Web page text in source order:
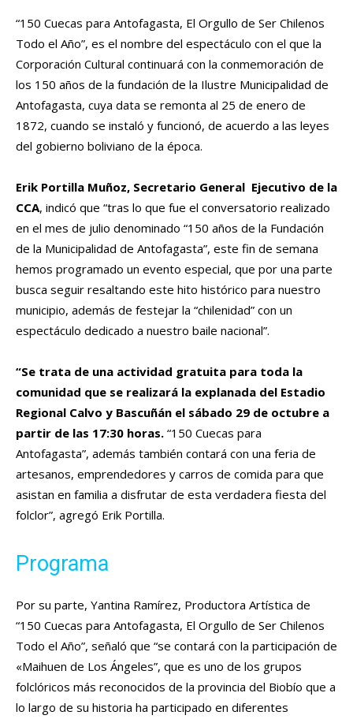
“150 Cuecas para Antofagasta, El Orgullo de Ser Chilenos
Todo el Año”, es el nombre del espectáculo con el que la
Corporación Cultural continuará con la conmemoración de
los 150 años de la fundación de la Ilustre Municipalidad de
Antofagasta, cuya data se remonta al 25 de enero de
1872, cuando se instaló y funcionó, de acuerdo a las leyes
del gobierno boliviano de la época.
Erik Portilla Muñoz, Secretario General Ejecutivo de la
CCA, indicó que “tras lo que fue el conversatorio realizado
en el mes de julio denominado “150 años de la Fundación
de la Municipalidad de Antofagasta”, este fin de semana
hemos programado un evento especial, que por una parte
busca seguir resaltando este hito histórico para nuestro
municipio, además de festejar la “chilenidad” con un
espectáculo dedicado a nuestro baile nacional”.
“Se trata de una actividad gratuita para toda la
comunidad que se realizará la explanada del Estadio
Regional Calvo y Bascuñán el sábado 29 de octubre a
partir de las 17:30 horas. “150 Cuecas para
Antofagasta”, además también contará con una feria de
artesanos, emprendedores y carros de comida para que
asistan en familia a disfrutar de esta verdadera fiesta del
folclor”, agregó Erik Portilla.
Programa
Por su parte, Yantina Ramírez, Productora Artística de
“150 Cuecas para Antofagasta, El Orgullo de Ser Chilenos
Todo el Año”, señaló que “se contará con la participación de
«Maihuen de Los Ángeles”, que es uno de los grupos
folclóricos más reconocidos de la provincia del Biobío que a
lo largo de su historia ha participado en diferentes